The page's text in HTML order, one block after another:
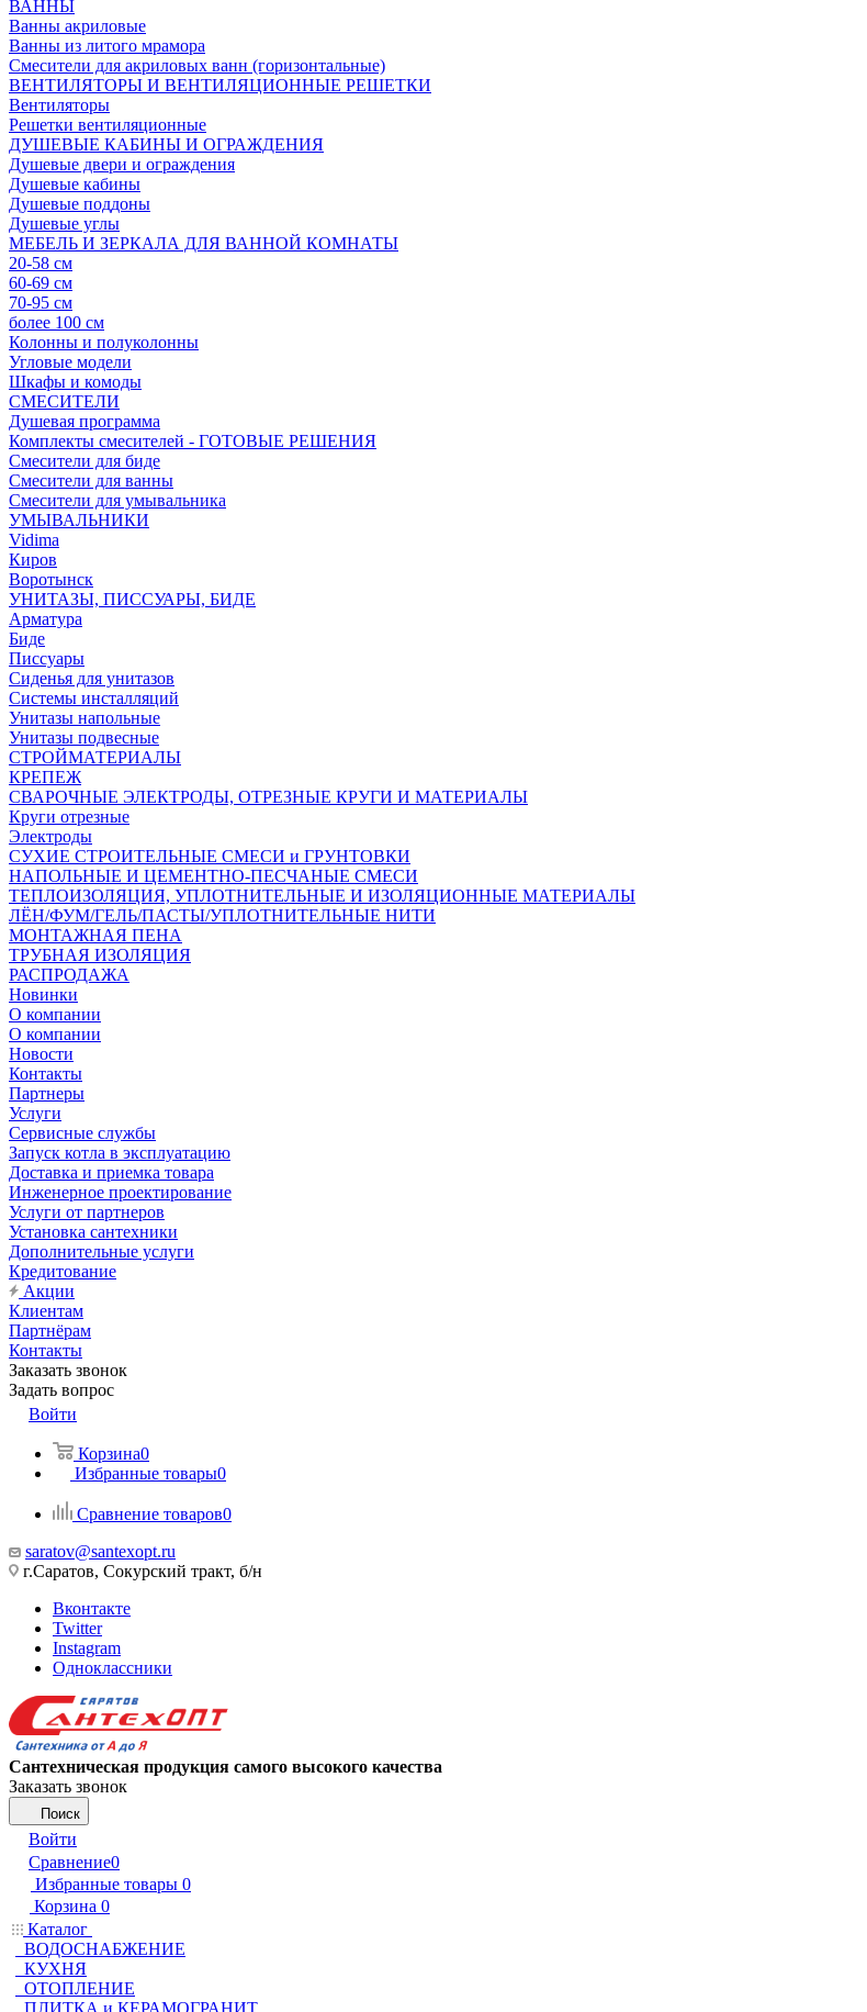
ВАННЫ
Ванны акриловые
Ванны из литого мрамора
Смесители для акриловых ванн (горизонтальные)
ВЕНТИЛЯТОРЫ И ВЕНТИЛЯЦИОННЫЕ РЕШЕТКИ
Вентиляторы
Решетки вентиляционные
ДУШЕВЫЕ КАБИНЫ И ОГРАЖДЕНИЯ
Душевые двери и ограждения
Душевые кабины
Душевые поддоны
Душевые углы
МЕБЕЛЬ И ЗЕРКАЛА ДЛЯ ВАННОЙ КОМНАТЫ
20-58 см
60-69 см
70-95 см
более 100 см
Колонны и полуколонны
Угловые модели
Шкафы и комоды
СМЕСИТЕЛИ
Душевая программа
Комплекты смесителей - ГОТОВЫЕ РЕШЕНИЯ
Смесители для биде
Смесители для ванны
Смесители для умывальника
УМЫВАЛЬНИКИ
Vidima
Киров
Воротынск
УНИТАЗЫ, ПИССУАРЫ, БИДЕ
Арматура
Биде
Писсуары
Сиденья для унитазов
Системы инсталляций
Унитазы напольные
Унитазы подвесные
СТРОЙМАТЕРИАЛЫ
КРЕПЕЖ
СВАРОЧНЫЕ ЭЛЕКТРОДЫ, ОТРЕЗНЫЕ КРУГИ И МАТЕРИАЛЫ
Круги отрезные
Электроды
СУХИЕ СТРОИТЕЛЬНЫЕ СМЕСИ и ГРУНТОВКИ
НАПОЛЬНЫЕ И ЦЕМЕНТНО-ПЕСЧАНЫЕ СМЕСИ
ТЕПЛОИЗОЛЯЦИЯ, УПЛОТНИТЕЛЬНЫЕ И ИЗОЛЯЦИОННЫЕ МАТЕРИАЛЫ
ЛЁН/ФУМ/ГЕЛЬ/ПАСТЫ/УПЛОТНИТЕЛЬНЫЕ НИТИ
МОНТАЖНАЯ ПЕНА
ТРУБНАЯ ИЗОЛЯЦИЯ
РАСПРОДАЖА
Новинки
О компании
О компании
Новости
Контакты
Партнеры
Услуги
Сервисные службы
Запуск котла в эксплуатацию
Доставка и приемка товара
Инженерное проектирование
Услуги от партнеров
Установка сантехники
Дополнительные услуги
Кредитование
Акции
Клиентам
Партнёрам
Контакты
Заказать звонок
Задать вопрос
Войти
Корзина0
Избранные товары0
Сравнение товаров0
saratov@santexopt.ru
г.Саратов, Сокурский тракт, б/н
Вконтакте
Twitter
Instagram
Одноклассники
Сантехническая продукция самого высокого качества
Заказать звонок
Поиск
Войти
Сравнение0
Избранные товары 0
Корзина 0
Каталог
ВОДОСНАБЖЕНИЕ
КУХНЯ
ОТОПЛЕНИЕ
ПЛИТКА и КЕРАМОГРАНИТ